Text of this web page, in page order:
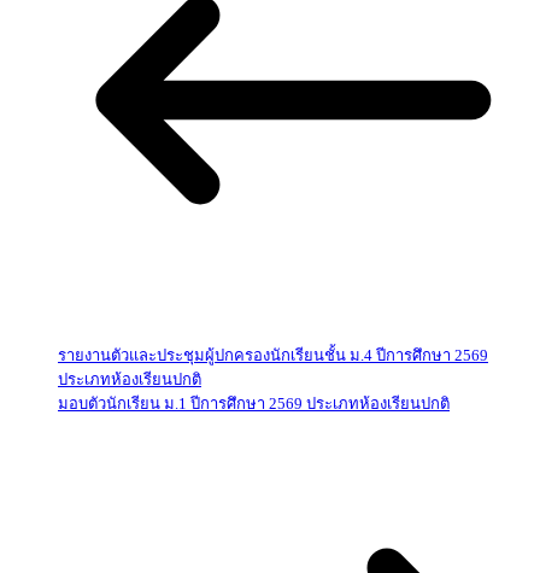
รายงานตัวและประชุมผู้ปกครองนักเรียนชั้น ม.4 ปีการศึกษา 2569
ประเภทห้องเรียนปกติ
มอบตัวนักเรียน ม.1 ปีการศึกษา 2569 ประเภทห้องเรียนปกติ